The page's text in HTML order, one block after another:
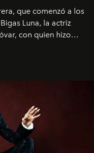
que comenzó a los
Luna, la actriz
con quien hizo
entre Europa y